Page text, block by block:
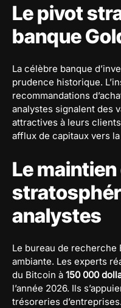
Le pivot
banque
La célèbre banque
prudence historique.
recommandations
analystes signalent des
attractives à leurs
afflux de capitaux vers la
Le
analystes
Le bureau de
ambiante. Les experts
du Bitcoin à 150 000
l’année 2026. Ils
trésoreries d’entreprises.